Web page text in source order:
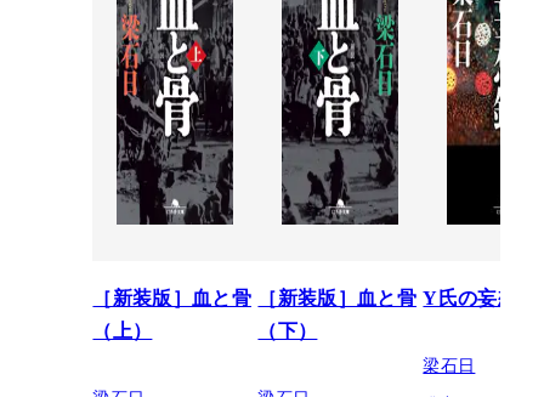
［新装版］血と骨
（上）
［新装版］血と骨
（下）
Y氏の妄想録
梁石日